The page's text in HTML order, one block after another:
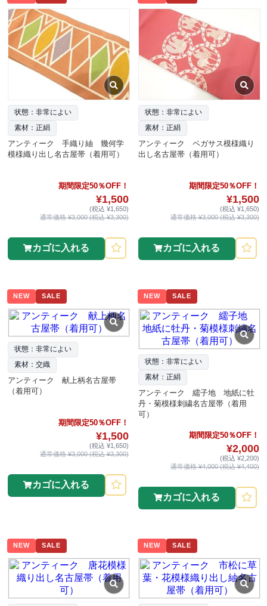
状態：非常によい
素材：正絹
アンティーク 手織り紬 幾何学
模様織り出し名古屋帯（着用可）
期間限定50％OFF！
¥1,500
(税込 ¥1,650)
通常価格 ¥3,000 (税込 ¥3,300)
カゴに入れる
状態：非常によい
素材：正絹
アンティーク ペガサス模様織り
出し名古屋帯（着用可）
期間限定50％OFF！
¥1,500
(税込 ¥1,650)
通常価格 ¥3,000 (税込 ¥3,300)
カゴに入れる
NEW SALE
状態：非常によい
素材：交織
アンティーク 献上柄名古屋帯
（着用可）
期間限定50％OFF！
¥1,500
(税込 ¥1,650)
通常価格 ¥3,000 (税込 ¥3,300)
カゴに入れる
NEW SALE
状態：非常によい
素材：正絹
アンティーク 繻子地 地紙に牡
丹・菊模様刺繍名古屋帯（着用
可）
期間限定50％OFF！
¥2,000
(税込 ¥2,200)
通常価格 ¥4,000 (税込 ¥4,400)
カゴに入れる
NEW SALE NEW SALE